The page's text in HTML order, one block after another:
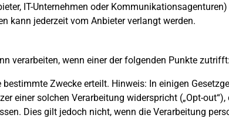
IT-Unternehmen oder
kann jederzeit vom Anbieter verlangt werden.
verarbeiten, wenn einer der folgenden Punkte zutrifft:
Zwecke erteilt. Hinweis: In einigen
einer solchen Verarbeitung widerspricht („Opt-
Dies gilt jedoch nicht, wenn die Verarbeitung